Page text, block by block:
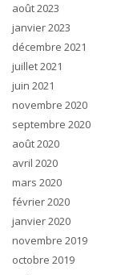
août 2023
janvier 2023
décembre 2021
juillet 2021
juin 2021
novembre 2020
septembre 2020
août 2020
avril 2020
mars 2020
février 2020
janvier 2020
novembre 2019
octobre 2019